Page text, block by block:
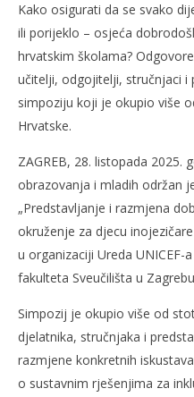
porijekla u obrazovni
28.10.2025.
slatina.net
Kako osigurati da se svako
ili porijeklo – osjeća
hrvatskim školama?
učitelji, odgojitelji, stručnjaci i
simpoziju koji je okupio više
Hrvatske.
ZAGREB, 28. listopada 2025.
obrazovanja i mladih održan
„Predstavljanje i razmjena
okruženje za djecu
u organizaciji Ureda UNICEF-
fakulteta Sveučilišta u
Simpozij je okupio više od
djelatnika, stručnjaka i
razmjene konkretnih
o sustavnim rješenjima za